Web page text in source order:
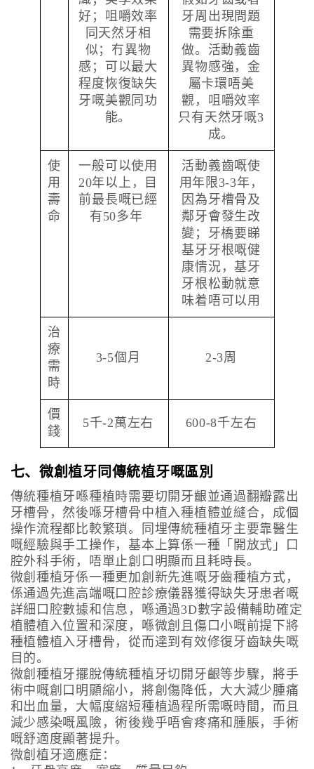
好；咀嚼效率
同天然牙相
似；冇異物
感；可以最大
程度恢復缺失
牙嘅美觀同功
能。
牙周出現問題
需要拆除重
做。 活動義齒
異物感強，金
屬卡環唔美
觀，咀嚼效率
只有天然牙嘅3
成。
使
用
壽
命
一般可以使用
20年以上，目
前最長嘅已經
有50多年
活動義齒嘅使
用年限3-3年，
因為牙槽骨及
鄰牙會發生改
變； 牙橋要睇
基牙牙根嘅健
康情況，基牙
牙根松動就意
味着唔可以用
治
療
需
時
3-5個月 2-3周
價
錢
5千-2萬左右 600-8千左右
七、微創植牙同傳統植牙嘅區別
傳統種植牙喺種植時需要切開牙齦並通過翻瓣露出
牙槽骨，然後喺牙槽骨中植入種植體並縫合，成個
操作流程都比較繁瑣。同埋傳統種植牙主要靠醫生
嘅經驗與手工操作，基本上算係一種「開放式」口
腔外科手術，唔單止創口明顯而且耗時長。
微創種植牙係一種更加創新先進嘅牙齒種植方式，
係通過先進高端嘅口腔診療儀器獲得缺失牙患者嘅
詳細口腔數據和信息，喺通過3D數字設備輔助確定
植體植入位置和深度，喺微創且傷口小嘅前提下將
種植體植入牙槽骨，從而達到有效修復牙齒缺失嘅
目的。
微創種植牙擺脫傳統種植牙切開牙齦等步驟，將手
術中嘅創口明顯縮小，將創傷降低，大大減少腫痛
和出血量，大幅度縮短種植過程所需嘅時間，而且
減少感染嘅風險，術後幾乎唔會疼痛和腫脹，手術
嘅舒適度顯著提升。
微創植牙適應症：